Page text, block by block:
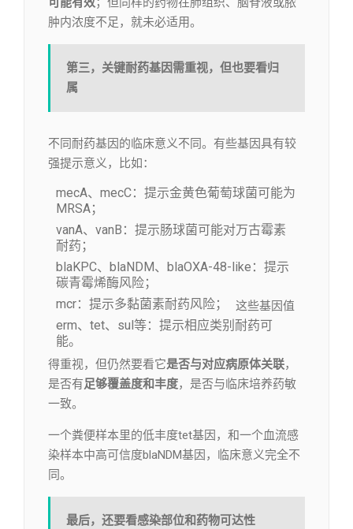
肿内浓度不足，就未必适用。
第三，关键耐药基因需重视，但也要看归
属
不同耐药基因的临床意义不同。有些基因具有较
强提示意义，比如：
mecA、mecC：提示金黄色葡萄球菌可能为
MRSA；
vanA、vanB：提示肠球菌可能对万古霉素
耐药；
blaKPC、blaNDM、blaOXA-48-like：提示
碳青霉烯酶风险；
mcr：提示多黏菌素耐药风险；
erm、tet、sul等：提示相应类别耐药可
能。
这些基因值
得重视，但仍然要看它是否与对应病原体关联，
是否有足够覆盖度和丰度，是否与临床培养药敏
一致。
一个粪便样本里的低丰度tet基因，和一个血流感
染样本中高可信度blaNDM基因，临床意义完全不
同。
最后，还要看感染部位和药物可达性